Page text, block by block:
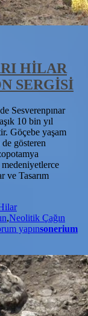
HİLAR
SERGİSİ
Sesverenpınar
10 bin yıl
Göçebe yaşam
gösteren
ve Tasarım
,Neolitik Çağın
yapınsonerium